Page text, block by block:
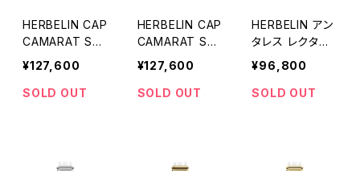
HERBELIN CAP
CAMARAT Squ
are Champagn
¥127,600
SOLD OUT
HERBELIN CAP
CAMARAT Squ
are Arctique
¥127,600
SOLD OUT
HERBELIN アン
タレス レクタン
ギュラー
¥96,800
SOLD OUT